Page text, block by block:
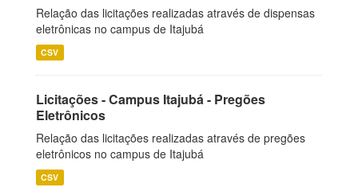
Relação das licitações realizadas através de dispensas
eletrônicas no campus de Itajubá
CSV
Licitações - Campus Itajubá - Pregões
Eletrônicos
Relação das licitações realizadas através de pregões
eletrônicos no campus de Itajubá
CSV